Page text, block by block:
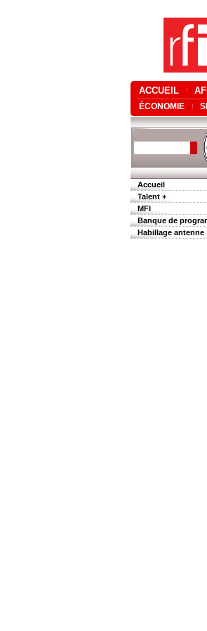
ACCUEIL
ÉCONOMIE
Accueil
Talent +
MFI
Banque de
Habillage antenne